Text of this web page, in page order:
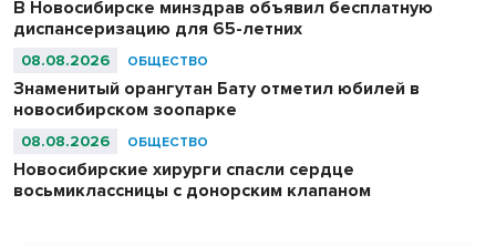
В Новосибирске минздрав объявил бесплатную
диспансеризацию для 65-летних
08.08.2026 ОБЩЕСТВО
Знаменитый орангутан Бату отметил юбилей в
новосибирском зоопарке
08.08.2026 ОБЩЕСТВО
Новосибирские хирурги спасли сердце
восьмиклассницы с донорским клапаном